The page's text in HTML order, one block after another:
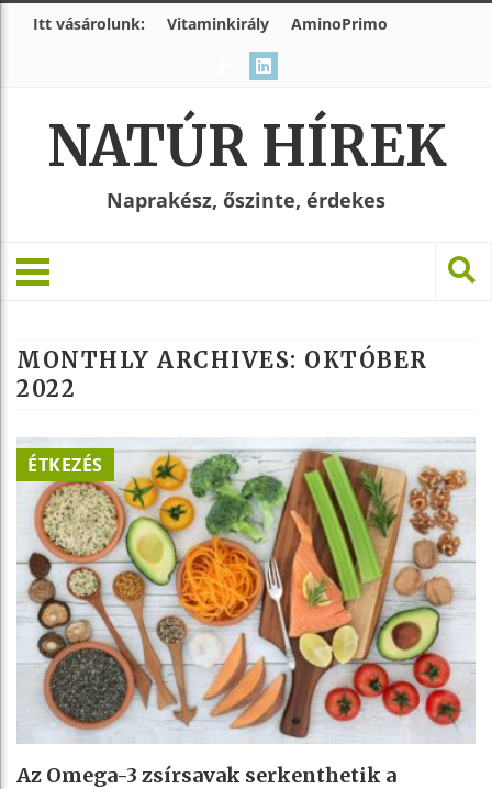
Itt vásárolunk: Vitaminkirály AminoPrimo
NATÚR HÍREK
Naprakész, őszinte, érdekes
MONTHLY ARCHIVES: OKTÓBER
2022
ÉTKEZÉS
Az Omega-3 zsírsavak serkenthetik a